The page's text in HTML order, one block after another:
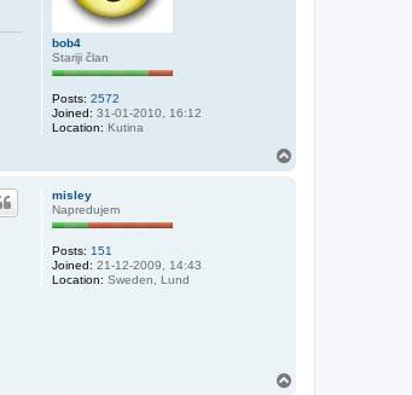
k
a
bob4
Stariji član
Posts: 2572
Joined: 31-01-2010, 16:12
Location: Kutina
misley
Napredujem
Posts: 151
Joined: 21-12-2009, 14:43
Location: Sweden, Lund